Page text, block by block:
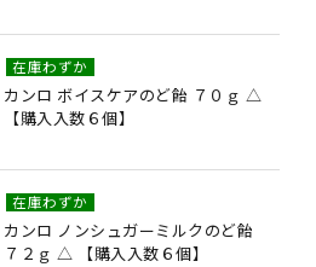
カンロ ボイスケアのど飴 ７０ｇ △
【購入入数６個】
在庫わずか
カンロ ノンシュガーミルクのど飴
７２ｇ △ 【購入入数６個】
在庫わずか